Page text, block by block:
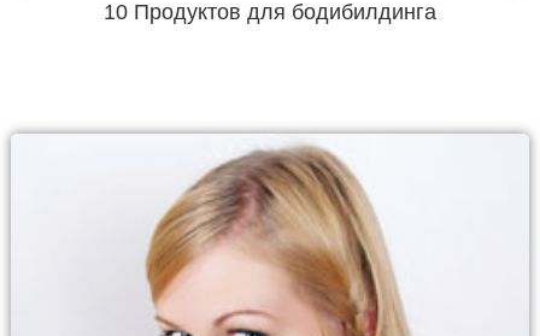
10 Продуктов для бодибилдинга